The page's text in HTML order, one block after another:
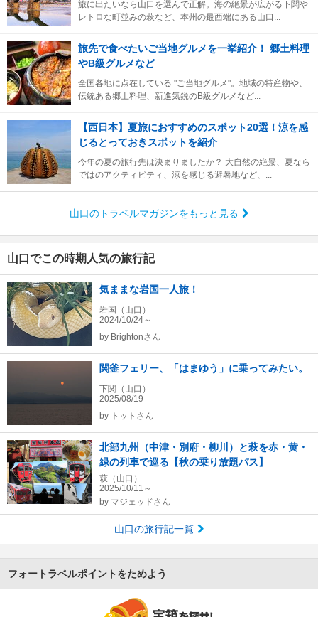
旅に出たいなら山口を選んで正解。海の絶景が広がる下関や
レトロな町並みの萩など、本州の最西端にある山口...
旅先で食べたいご当地グルメを一挙紹介！ 郷土料理
やB級グルメなど
全国各地に点在している "ご当地グルメ"。地域の特産物や、
伝統ある郷土料理、新進気鋭のB級グルメなど...
【西日本】夏旅におすすめのスポット20選！涼を感
じるとっておきスポットを紹介
今年の夏の旅行先は決まりましたか？ 大自然の絶景、夏なら
ではのアクティビティ、涼を感じる避暑地など、...
山口のトラベルマガジンをもっと見る
山口でこの時期人気の旅行記
気ままな岩国一人旅！
岩国（山口）
2024/10/24～
by Brightonさん
関釜フェリー、「はまゆう」に乗ってみたい。
下関（山口）
2025/08/19
by トットさん
北部九州（中津・別府・柳川）と萩を赤・黄・
緑の列車で巡る【秋の乗り放題パス】
萩（山口）
2025/10/11～
by マジェッドさん
山口の旅行記一覧
フォートラベルポイントをためよう